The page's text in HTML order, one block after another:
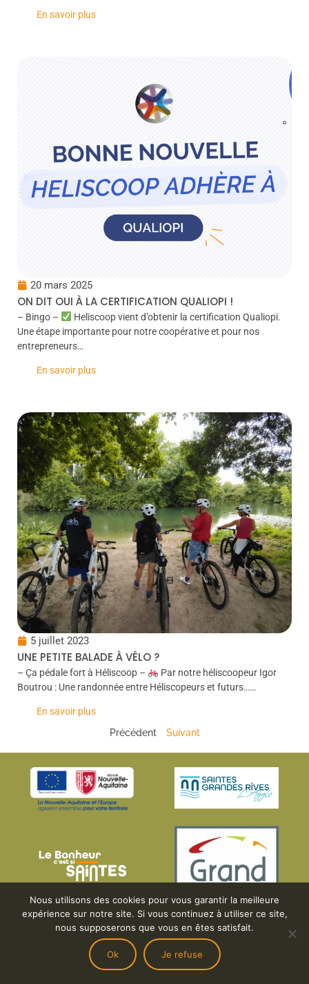
En savoir plus
20 mars 2025
ON DIT OUI À LA CERTIFICATION QUALIOPI !
– Bingo –
Heliscoop vient d’obtenir la certification Qualiopi.
Une étape importante pour notre coopérative et pour nos
entrepreneurs…
En savoir plus
5 juillet 2023
UNE PETITE BALADE À VÉLO ?
– Ça pédale fort à Héliscoop –
Par notre héliscoopeur Igor
Boutrou : Une randonnée entre Héliscopeurs et futurs……
En savoir plus
Précédent
Suivant
Mentions légales & RGPD
2026Heliscoop | Tous droits réservés
Nous utilisons des cookies pour vous garantir la meilleure
expérience sur notre site. Si vous continuez à utiliser ce site,
nous supposerons que vous en êtes satisfait.
Ok Je refuse